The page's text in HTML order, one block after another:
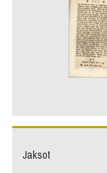
Jaksot